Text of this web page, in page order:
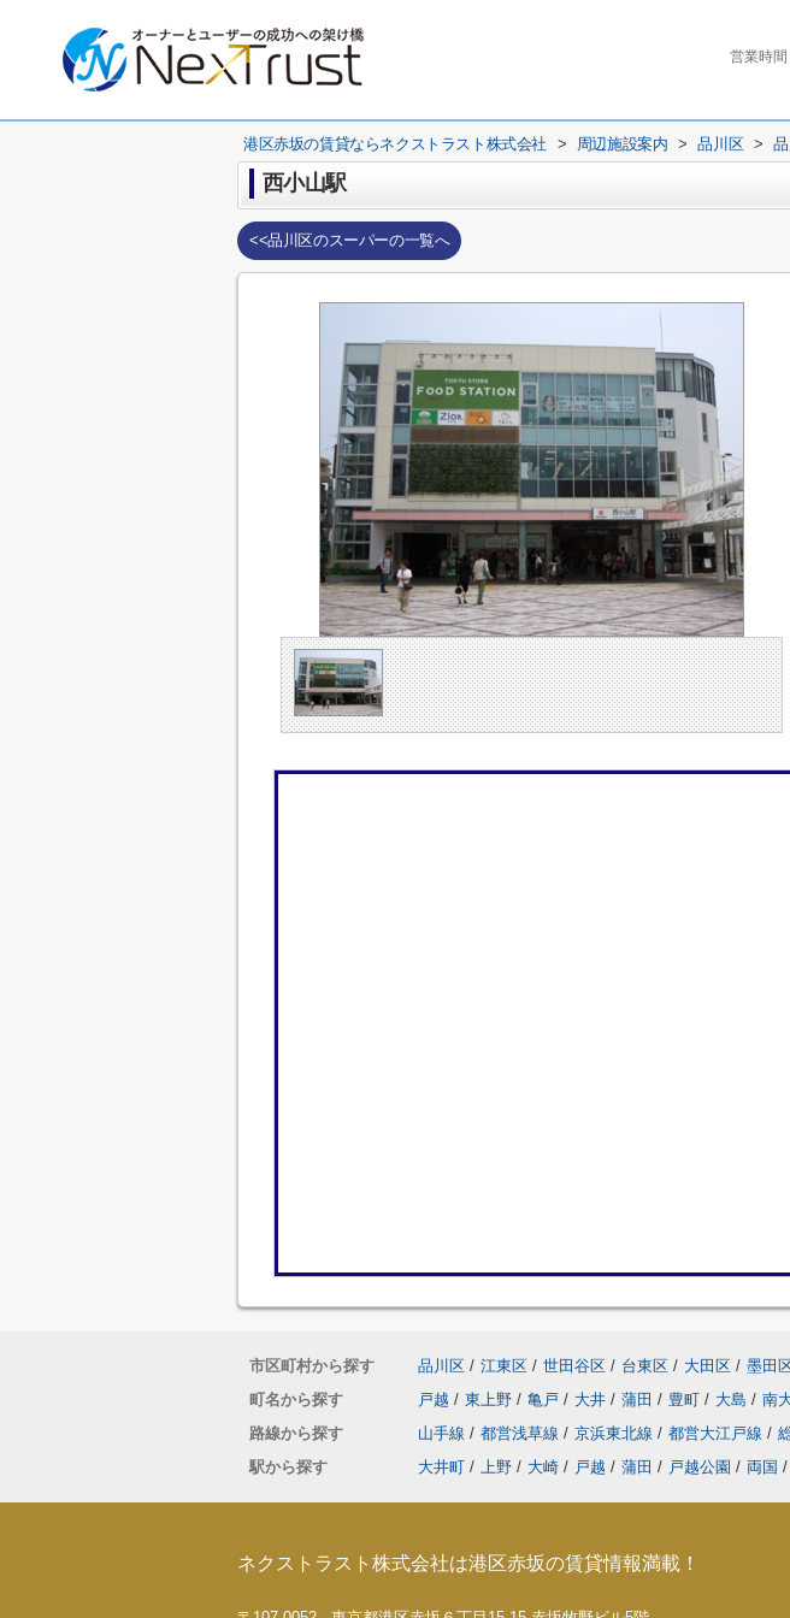
営業時間
港区赤坂の賃貸ならネクストラスト株式会社 > 周辺施設案内 > 品川区 >
西小山駅
<<品川区のスーパーの一覧へ
市区町村から探す 品川区 / 江東区 / 世田谷区 / 台東区 / 大田区 / 墨田
町名から探す
戸越 / 東上野 / 亀戸 / 大井 / 蒲田 / 豊町 / 大島 / 南
路線から探す
山手線 / 都営浅草線 / 京浜東北線 / 都営大江戸線 /
駅から探す
大井町 / 上野 / 大崎 / 戸越 / 蒲田 / 戸越公園 / 両国 /
ネクストラスト株式会社は港区赤坂の賃貸情報満載！